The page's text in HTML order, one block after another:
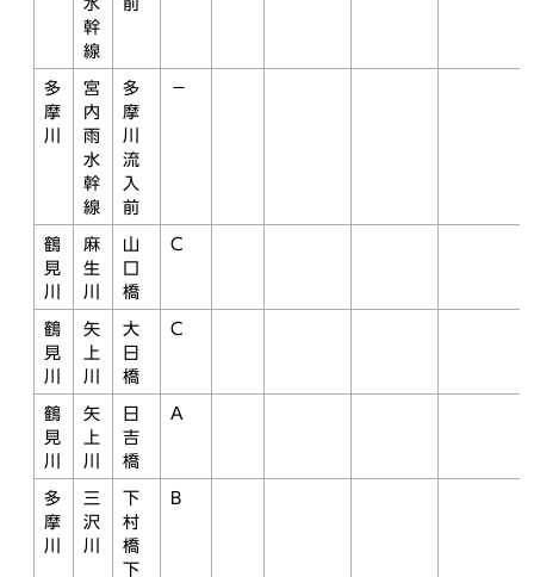
水
幹
線
前
多
摩
川
宮
内
雨
水
幹
線
多
摩
川
流
入
前
－
鶴
見
川
麻
生
川
山
口
橋
C
鶴
見
川
矢
上
川
大
日
橋
C
鶴
見
川
矢
上
川
日
吉
橋
A
多
摩
川
三
沢
川
下
村
橋
下
B